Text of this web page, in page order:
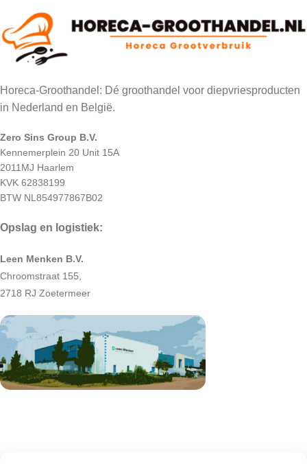
Horeca-Groothandel: Dé groothandel voor diepvriesproducten
in Nederland en België.
Zero Sins Group B.V.
Kennemerplein 20 Unit 15A
2011MJ Haarlem
KVK 62838199
BTW NL854977867B02
Opslag en logistiek:
Leen Menken B.V.
Chroomstraat 155,
2718 RJ Zoetermeer